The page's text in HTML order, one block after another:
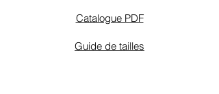
Catalogue PDF
Guide de tailles